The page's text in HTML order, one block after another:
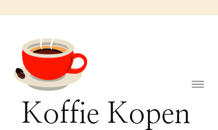
Koffie Kopen